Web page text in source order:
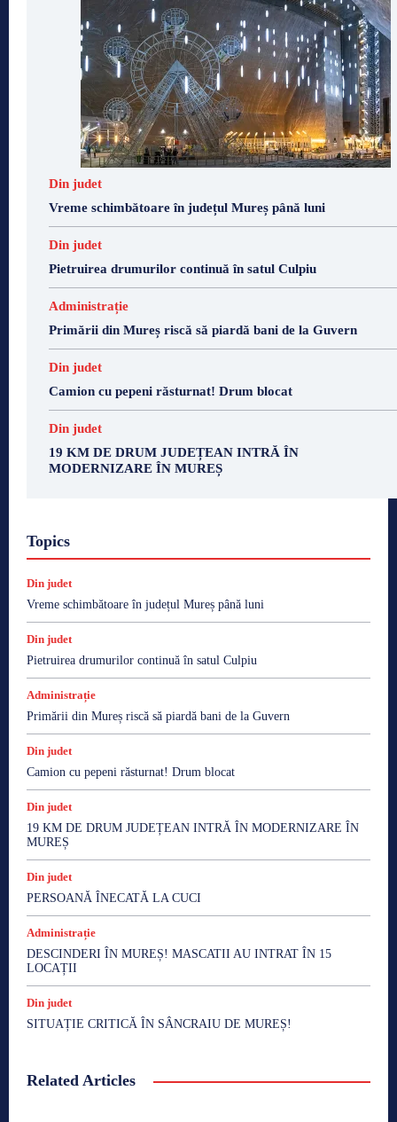
Din judet
Vreme schimbătoare în județul Mureș până luni
Din judet
Pietruirea drumurilor continuă în satul Culpiu
Administrație
Primării din Mureș riscă să piardă bani de la Guvern
Din judet
Camion cu pepeni răsturnat! Drum blocat
Din judet
19 KM DE DRUM JUDEȚEAN INTRĂ ÎN
MODERNIZARE ÎN MUREȘ
Topics
Din judet
Vreme schimbătoare în județul Mureș până luni
Din judet
Pietruirea drumurilor continuă în satul Culpiu
Administrație
Primării din Mureș riscă să piardă bani de la Guvern
Din judet
Camion cu pepeni răsturnat! Drum blocat
Din judet
19 KM DE DRUM JUDEȚEAN INTRĂ ÎN MODERNIZARE ÎN
MUREȘ
Din judet
PERSOANĂ ÎNECATĂ LA CUCI
Administrație
DESCINDERI ÎN MUREȘ! MASCATII AU INTRAT ÎN 15
LOCAȚII
Din judet
SITUAȚIE CRITICĂ ÎN SÂNCRAIU DE MUREȘ!
Related Articles